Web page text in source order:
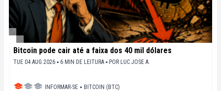
Bitcoin pode cair até a faixa dos 40 mil dólares
TUE 04 AUG 2026 ▪ 6 MIN DE LEITURA ▪ POR LUC JOSE A.
INFORMAR-SE ▪ BITCOIN (BTC)